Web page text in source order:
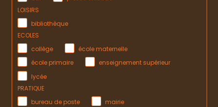
LOISIRS
bibliothèque
ECOLES
collège
école maternelle
école primaire
enseignement supérieur
lycée
PRATIQUE
bureau de poste
mairie